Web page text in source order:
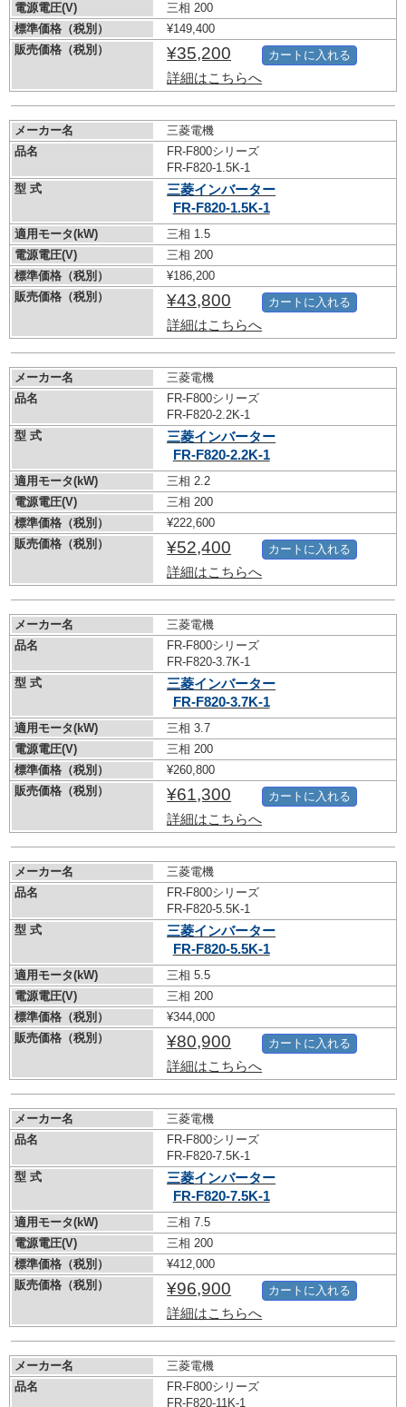
電源電圧(V)
三相 200
標準価格（税別）
¥149,400
販売価格（税別）
¥35,200
詳細はこちらへ
カートに入れる
メーカー名
三菱電機
品名
FR-F800シリーズ
FR-F820-1.5K-1
型 式
三菱インバーター
FR-F820-1.5K-1
適用モータ(kW)
三相 1.5
電源電圧(V)
三相 200
標準価格（税別）
¥186,200
販売価格（税別）
¥43,800
詳細はこちらへ
カートに入れる
メーカー名
三菱電機
品名
FR-F800シリーズ
FR-F820-2.2K-1
型 式
三菱インバーター
FR-F820-2.2K-1
適用モータ(kW)
三相 2.2
電源電圧(V)
三相 200
標準価格（税別）
¥222,600
販売価格（税別）
¥52,400
詳細はこちらへ
カートに入れる
メーカー名
三菱電機
品名
FR-F800シリーズ
FR-F820-3.7K-1
型 式
三菱インバーター
FR-F820-3.7K-1
適用モータ(kW)
三相 3.7
電源電圧(V)
三相 200
標準価格（税別）
¥260,800
販売価格（税別）
¥61,300
詳細はこちらへ
カートに入れる
メーカー名
三菱電機
品名
FR-F800シリーズ
FR-F820-5.5K-1
型 式
三菱インバーター
FR-F820-5.5K-1
適用モータ(kW)
三相 5.5
電源電圧(V)
三相 200
標準価格（税別）
¥344,000
販売価格（税別）
¥80,900
詳細はこちらへ
カートに入れる
メーカー名
三菱電機
品名
FR-F800シリーズ
FR-F820-7.5K-1
型 式
三菱インバーター
FR-F820-7.5K-1
適用モータ(kW)
三相 7.5
電源電圧(V)
三相 200
標準価格（税別）
¥412,000
販売価格（税別）
¥96,900
詳細はこちらへ
カートに入れる
メーカー名
三菱電機
品名
FR-F800シリーズ
FR-F820-11K-1